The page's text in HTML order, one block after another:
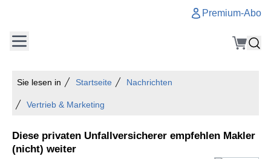
Premium-Abo
Sie lesen in Startseite Nachrichten
Vertrieb & Marketing
Diese privaten Unfallversicherer empfehlen Makler
(nicht) weiter